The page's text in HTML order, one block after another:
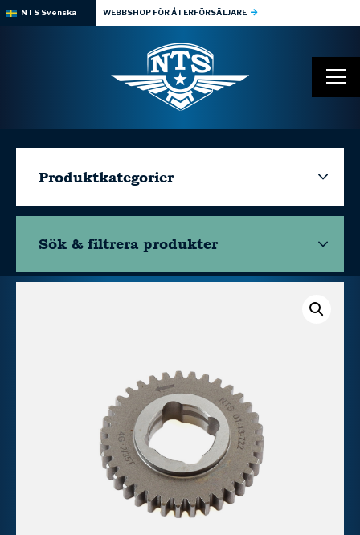
NTS Svenska WEBBSHOP FÖR ÅTERFÖRSÄLJARE
Produktkategorier
Sök & filtrera produkter